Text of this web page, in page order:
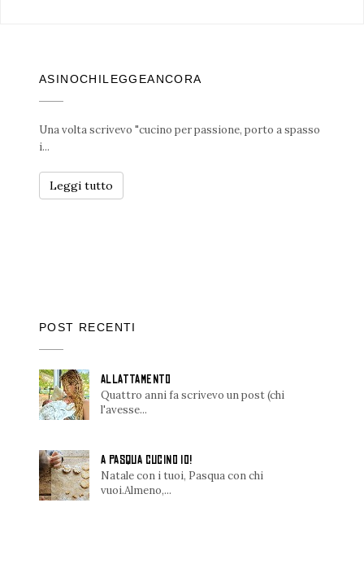
ASINOCHILEGGEANCORA
Una volta scrivevo "cucino per passione, porto a spasso
i...
Leggi tutto
POST RECENTI
ALLATTAMENTO
Quattro anni fa scrivevo un post (chi
l'avesse...
A PASQUA CUCINO IO!
Natale con i tuoi, Pasqua con chi
vuoi.Almeno,...